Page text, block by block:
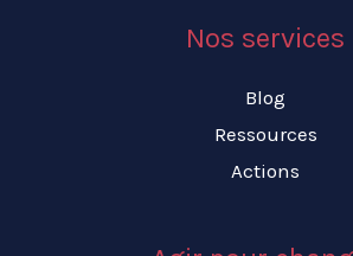
Nos services
Blog
Ressources
Actions